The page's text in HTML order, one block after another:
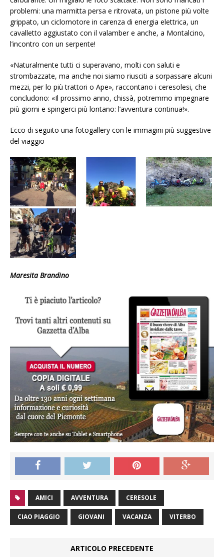
problemi: una marmitta persa e ritrovata, un pistone più volte
grippato, un ciclomotore in carenza di energia elettrica, un
cavalletto aggiustato con il valamber e anche, a Montalcino,
l’incontro con un serpente!
«Naturalmente tutti ci superavano, molti con saluti e
strombazzate, ma anche noi siamo riusciti a sorpassare alcuni
mezzi, per lo più trattori o Ape», raccontano i ceresolesi, che
concludono: «Il prossimo anno, chissà, potremmo impegnare
più giorni e spingerci più lontano: l’avventura continua!».
Ecco di seguito una fotogallery con le immagini più suggestive
del viaggio
Maresita Brandino
AMICI AVVENTURA CERESOLE
CIAO PIAGGIO GIOVANI VACANZA VITERBO
ARTICOLO PRECEDENTE